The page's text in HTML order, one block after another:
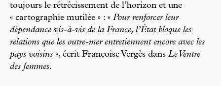
toujours le rétrécissement de l’horizon et une
« cartographie mutilée » : « Pour renforcer leur
dépendance vis-à-vis de la France, l’État bloque les
relations que les outre-mer entretiennent encore avec les
pays voisins », écrit Françoise Vergès dans Le Ventre
des femmes.